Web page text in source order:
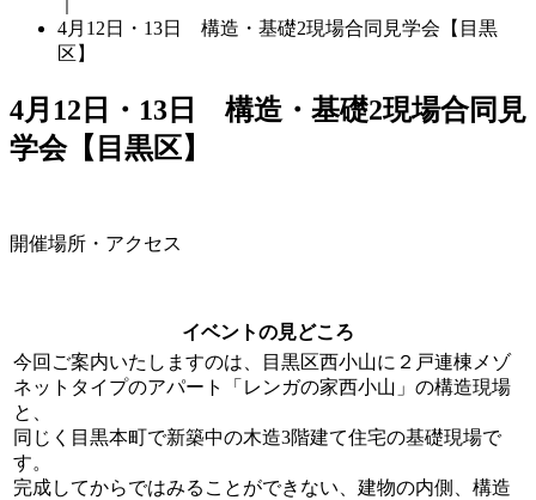
4月12日・13日 構造・基礎2現場合同見学会【目黒
区】
4月12日・13日 構造・基礎2現場合同見
学会【目黒区】
開催場所・アクセス
イベントの見どころ
今回ご案内いたしますのは、目黒区西小山に２戸連棟メゾ
ネットタイプのアパート「レンガの家西小山」の構造現場
と、
同じく目黒本町で新築中の木造3階建て住宅の基礎現場で
す。
完成してからではみることができない、建物の内側、構造